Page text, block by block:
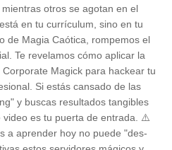
otros se agotan en el
en tu currículum, sino en tu
de Magia Caótica, rompemos el
Te revelamos cómo aplicar la
Magick para hackear tu
Si estás cansado de las
y buscas resultados tangibles
video es tu puerta de entrada. ⚠️
a aprender hoy no puede "des-